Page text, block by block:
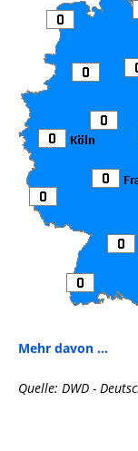
Mehr davon ...
Quelle: DWD -